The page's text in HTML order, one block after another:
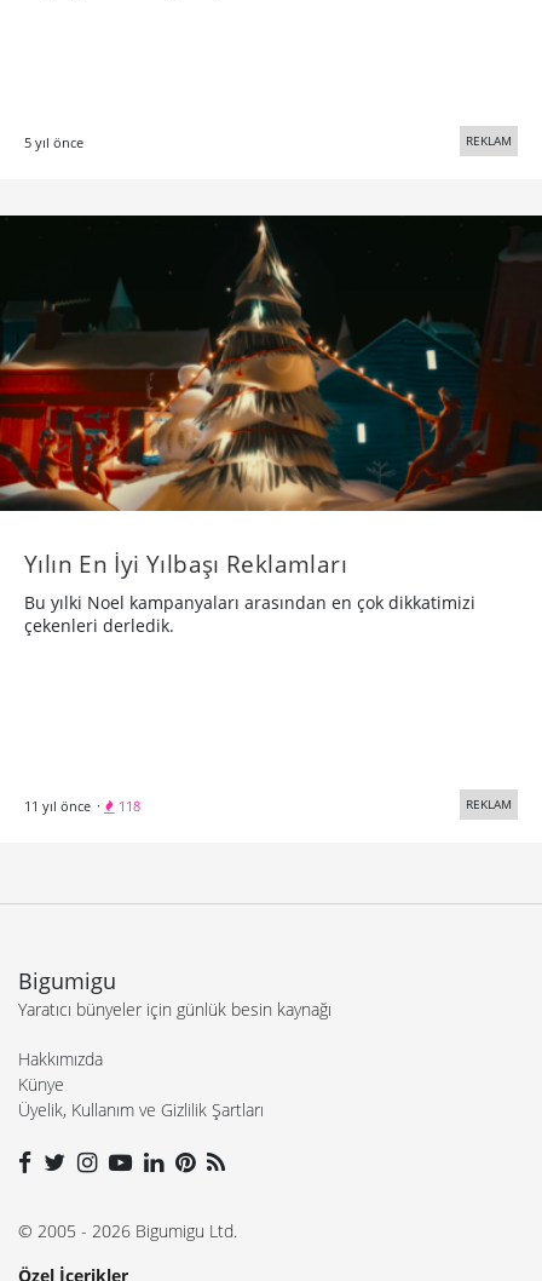
5 yıl önce REKLAM
Yılın En İyi Yılbaşı Reklamları
Bu yılki Noel kampanyaları arasından en çok dikkatimizi
çekenleri derledik.
11 yıl önce · 118 REKLAM
Bigumigu
Yaratıcı bünyeler için günlük besin kaynağı
Hakkımızda
Künye
Üyelik, Kullanım ve Gizlilik Şartları
© 2005 - 2026 Bigumigu Ltd.
Özel İçerikler